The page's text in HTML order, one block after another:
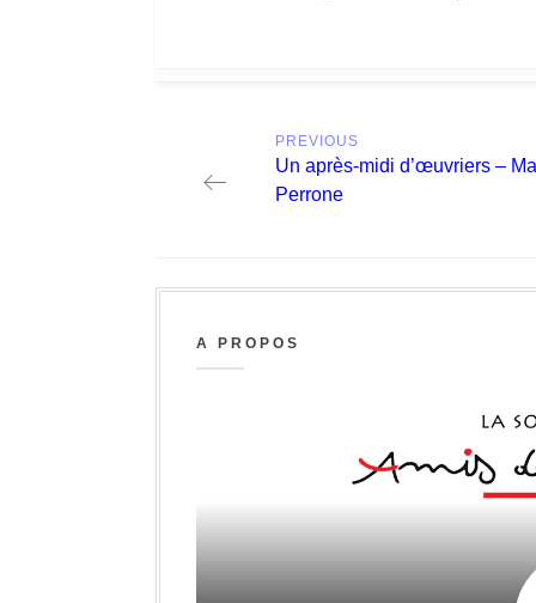
navigation
PREVIOUS
Previous
post:
Un après-midi d’œuvriers –
Perrone
A PROPOS